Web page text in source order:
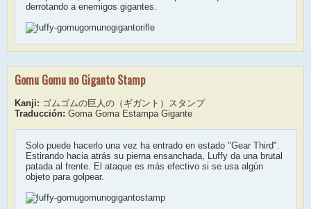
derrotando a enemigos gigantes.
Gomu Gomu no Giganto Stamp
Kanji: ゴムゴムの巨人の（ギガント）スタンプ
Traducción: Goma Goma Estampa Gigante
Solo puede hacerlo una vez ha entrado en estado "Gear Third".
Estirando hacia atrás su pierna ensanchada, Luffy da una brutal
patada al frente. El ataque es más efectivo si se usa algún
objeto para golpear.